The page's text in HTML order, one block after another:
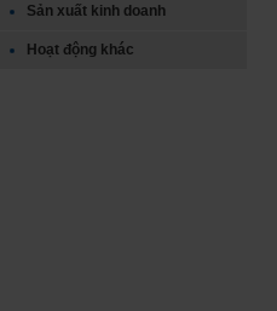
Sản xuất kinh doanh
Hoạt động khác